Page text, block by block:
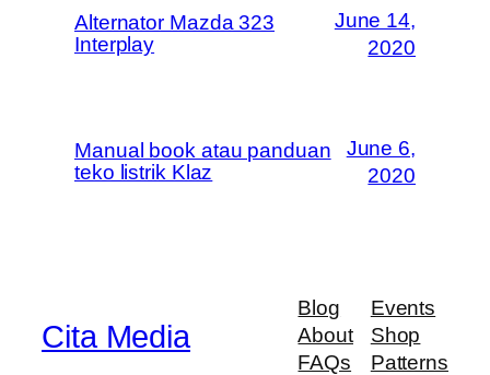
Alternator Mazda 323
Interplay
June 14,
2020
Manual book atau panduan
teko listrik Klaz
June 6,
2020
Cita Media
Blog
About
FAQs
Events
Shop
Patterns